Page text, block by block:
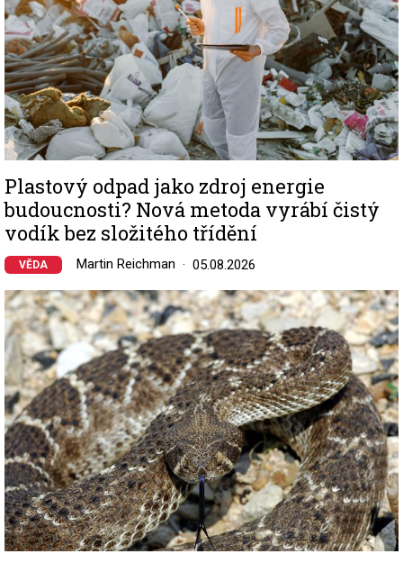
Plastový odpad jako zdroj energie
budoucnosti? Nová metoda vyrábí čistý
vodík bez složitého třídění
VĚDA Martin Reichman 05.08.2026
Image